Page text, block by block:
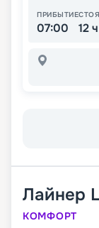
ПРИБЫТИЕ
07:00 12
Лайнер
КОМФОРТ